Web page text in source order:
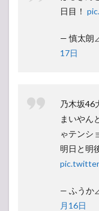
日目！
— 慎太朗
17日
乃木坂46
まいやん
ゃテンシ
明日と明
— ふうか
月16日